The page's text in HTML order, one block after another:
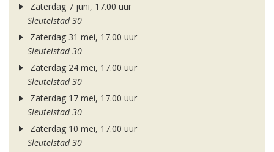
Zaterdag 7 juni, 17.00 uur
Sleutelstad 30
Zaterdag 31 mei, 17.00 uur
Sleutelstad 30
Zaterdag 24 mei, 17.00 uur
Sleutelstad 30
Zaterdag 17 mei, 17.00 uur
Sleutelstad 30
Zaterdag 10 mei, 17.00 uur
Sleutelstad 30